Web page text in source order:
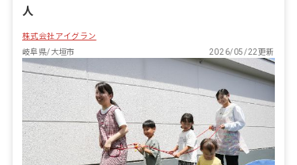
人
株式会社アイグラン
岐阜県/大垣市
2026/05/22更新